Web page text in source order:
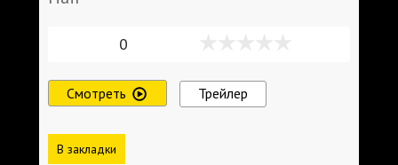
0
Смотреть Трейлер
В закладки